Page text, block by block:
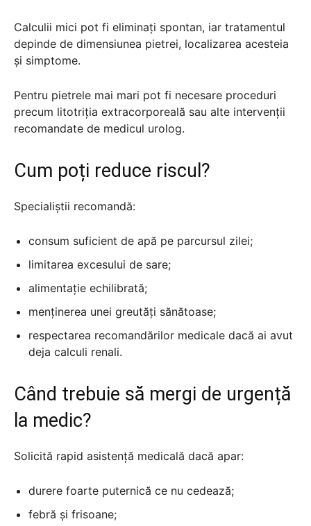
Calculii mici pot fi eliminați spontan, iar tratamentul
depinde de dimensiunea pietrei, localizarea acesteia
și simptome.
Pentru pietrele mai mari pot fi necesare proceduri
precum litotriția extracorporeală sau alte intervenții
recomandate de medicul urolog.
Cum poți reduce riscul?
Specialiștii recomandă:
consum suficient de apă pe parcursul zilei;
limitarea excesului de sare;
alimentație echilibrată;
menținerea unei greutăți sănătoase;
respectarea recomandărilor medicale dacă ai avut
deja calculi renali.
Când trebuie să mergi de urgență
la medic?
Solicită rapid asistență medicală dacă apar:
durere foarte puternică ce nu cedează;
febră și frisoane;